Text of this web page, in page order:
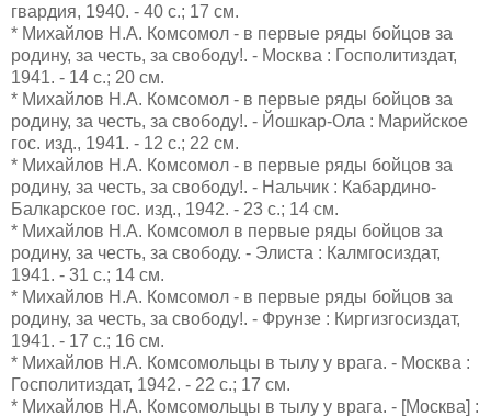
гвардия, 1940. - 40 с.; 17 см.
* Михайлов Н.А. Комсомол - в первые ряды бойцов за
родину, за честь, за свободу!. - Москва : Госполитиздат,
1941. - 14 с.; 20 см.
* Михайлов Н.А. Комсомол - в первые ряды бойцов за
родину, за честь, за свободу!. - Йошкар-Ола : Марийское
гос. изд., 1941. - 12 с.; 22 см.
* Михайлов Н.А. Комсомол - в первые ряды бойцов за
родину, за честь, за свободу!. - Нальчик : Кабардино-
Балкарское гос. изд., 1942. - 23 с.; 14 см.
* Михайлов Н.А. Комсомол в первые ряды бойцов за
родину, за честь, за свободу. - Элиста : Калмгосиздат,
1941. - 31 с.; 14 см.
* Михайлов Н.А. Комсомол - в первые ряды бойцов за
родину, за честь, за свободу!. - Фрунзе : Киргизгосиздат,
1941. - 17 с.; 16 см.
* Михайлов Н.А. Комсомольцы в тылу у врага. - Москва :
Госполитиздат, 1942. - 22 с.; 17 см.
* Михайлов Н.А. Комсомольцы в тылу у врага. - [Москва] :